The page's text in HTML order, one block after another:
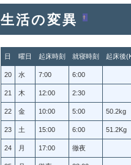
生活の変異 †
日 曜日 起床時刻 就寝時刻 起床後
20 水 7:00 6:00
21 木 12:00 2:30
22 金 10:00 5:00 50.2kg
23 土 15:00 6:00 51.2Kg
24 月 17:00 徹夜